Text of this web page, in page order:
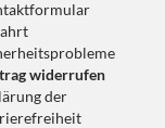
widerrufen
der